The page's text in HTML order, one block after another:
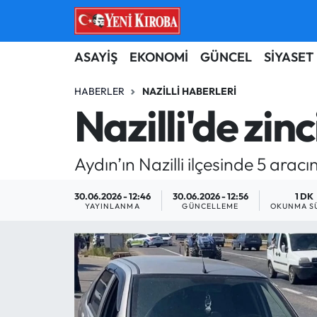
ASAYİŞ EKONOMİ GÜNCEL SİYASET
HABERLER NAZILLI HABERLERI
Nazilli'de
Aydın’ın Nazilli ilçesinde 5
30.06.2026 - 12:46
YAYINLANMA
30.06.2026 - 12:56
GÜNCELLEME
1 DK
OKUNMA
ASAYİŞ
BİLİM-TEKNOLOJİ
DÜNYA
EĞİTİM
EKONOMİ
GÜNCEL
GÜNDEM
Aydın Nöbetçi Eczaneler
Aydın Hava Durumu
Aydin Namaz Vakitleri
Aydın Trafik Yoğunluk Haritası
Süper Lig Puan Durumu ve Fikstür
Tüm Manşetler
Son Dakika Haberleri
Haber Arşivi